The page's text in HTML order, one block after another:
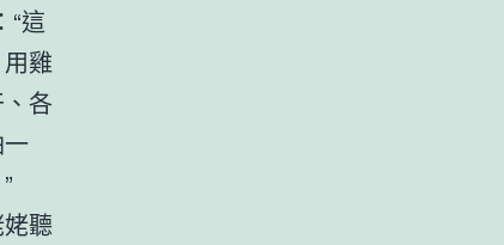
“這
雞
各
聽